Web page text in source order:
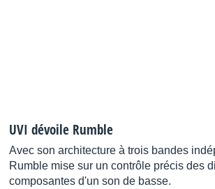
UVI dévoile Rumble
Avec son architecture à trois bandes
Rumble mise sur un contrôle précis des
composantes d'un son de basse.